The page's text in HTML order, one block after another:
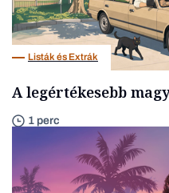
Listák és Extrák
A legértékesebb
1 perc